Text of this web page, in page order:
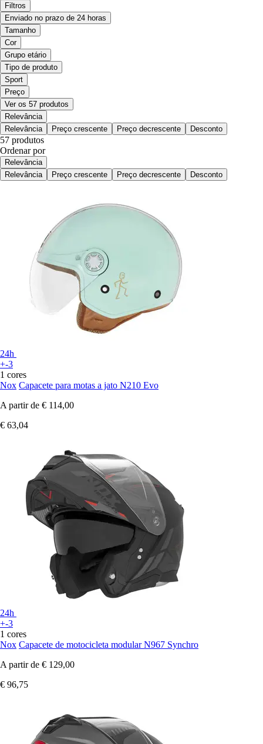
Filtros
Enviado no prazo de 24 horas
Tamanho
Cor
Grupo etário
Tipo de produto
Sport
Preço
Ver os 57 produtos
Relevância
Relevância
Preço crescente Preço decrescente Desconto
57 produtos
Ordenar por
Relevância
Relevância
Preço crescente Preço decrescente Desconto
24h
+-3
1 cores
Nox Capacete para motas a jato N210 Evo
A partir de € 114,00
€ 63,04
24h
+-3
1 cores
Nox Capacete de motocicleta modular N967 Synchro
A partir de € 129,00
€ 96,75